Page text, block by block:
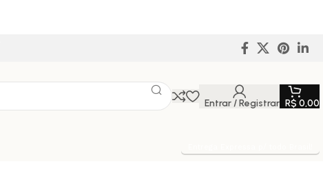
Entrar / Registrar R$ 0,00